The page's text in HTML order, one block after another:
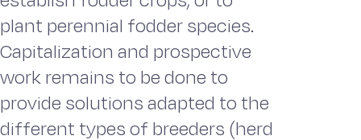
plant perennial fodder species.
Capitalization and prospective
work remains to be done to
provide solutions adapted to the
different types of breeders (herd